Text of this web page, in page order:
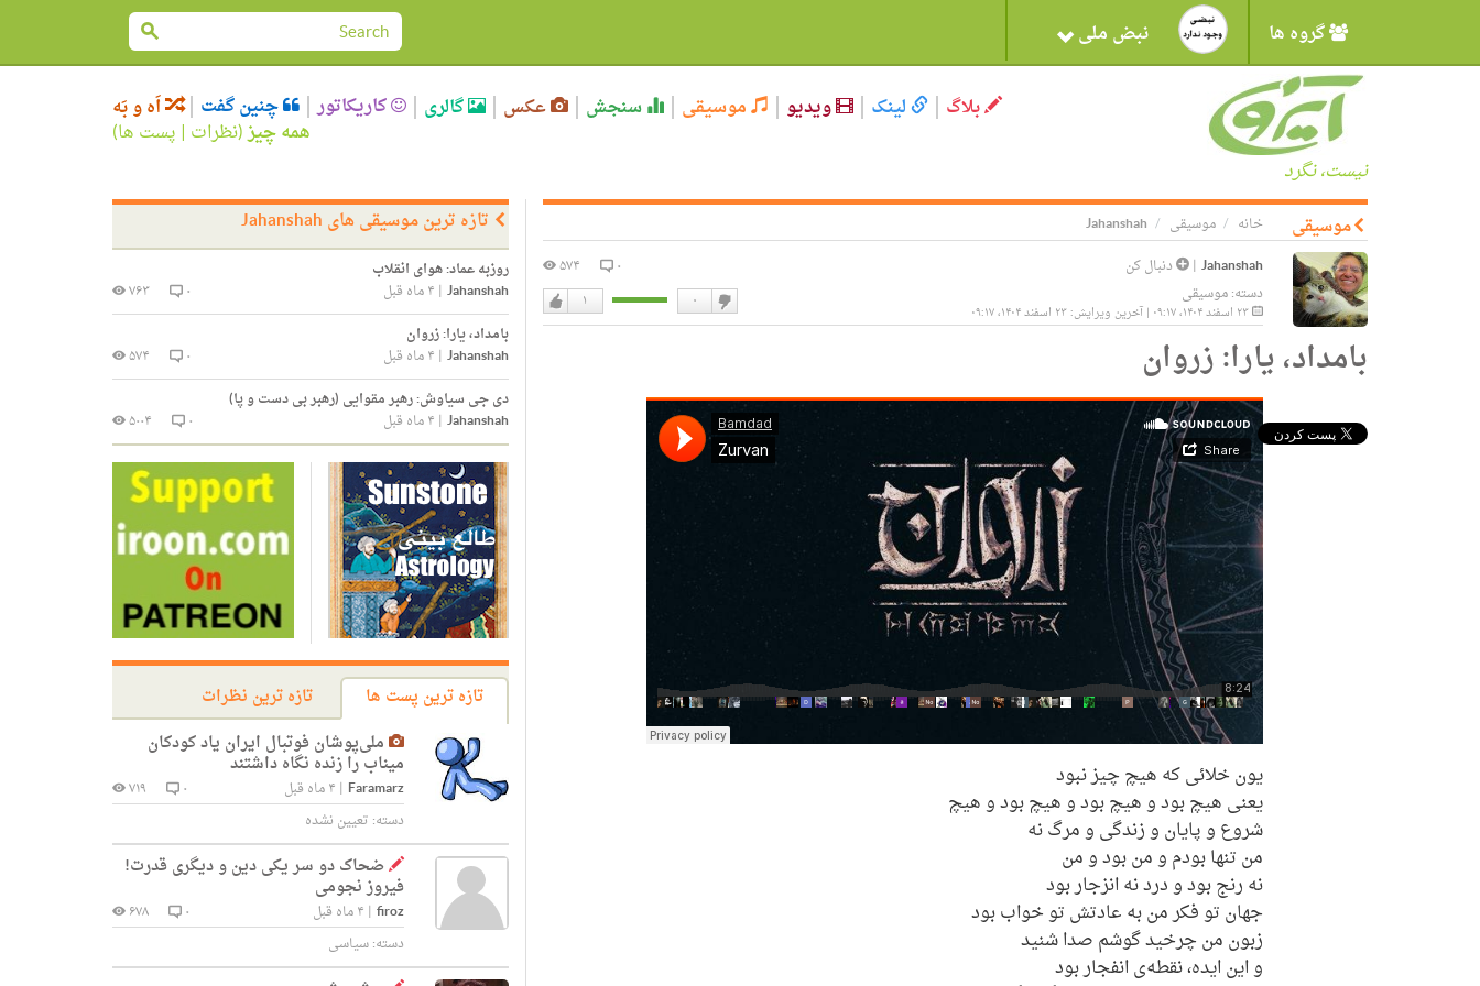
گروه ها نبض ملی
نیست، نگرد
بلاگ لینک ویدیو موسیقی سنجش عکس گالری کاریکاتور چنین گفت اَه و بَه
همه چیز(نظرات | پست ها)
خانه موسیقی موسیقی
Jahanshah
|
دنبال کن
دسته:موسیقی
۰ ۵۷۴
دوست
۱ ۰
دوست
بامداد، یارا: زروان
یون خلائی که هیچ چیز نبود
یعنی هیچ بود و هیچ بود و هیچ بود و هیچ
شروع و پایان و زندگی و مرگ نه
من تنها بودم و من بود و من
نه رنج بود و درد نه انزجار بود
جهان تو فکر من به عادتش تو خواب بود
زبون من چرخید گوشم صدا شنید
و این ایده، نقطه‌ی انفجار بود
تازه ترین موسیقی های Jahanshah
روزبه عماد:هوای انقلاب
Jahanshah
| ۴ ماه قبل ۰
۷۶۳
بامداد، یارا:زروان
Jahanshah
| ۴ ماه قبل ۰
۵۷۴
دی جی سیاوش:رهبر مقوایی (رهبر بی دست و پا)
Jahanshah
| ۴ ماه قبل ۰ ۵۰۰۴
تازه ترین پست ها
تازه ترین نظرات
ملی‌پوشان فوتبال ایران یاد کودکان
میناب را زنده نگاه داشتند
Faramarz
| ۴ ماه قبل ۰
۷۱۹
دسته: تعیین نشده
ضحاک دو سر یکی دین و دیگری قدرت!
فیروز نجومی
firoz
| ۴ ماه قبل ۰
۶۷۸
دسته:سیاسی